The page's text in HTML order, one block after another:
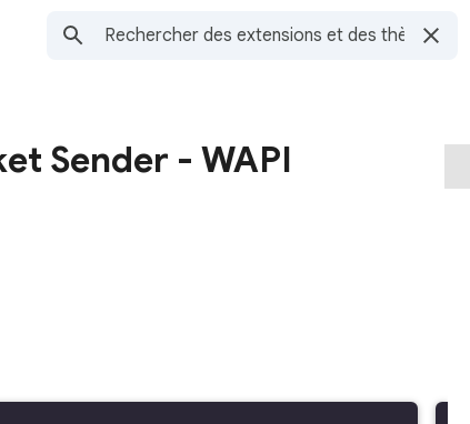
Sender - WAPI